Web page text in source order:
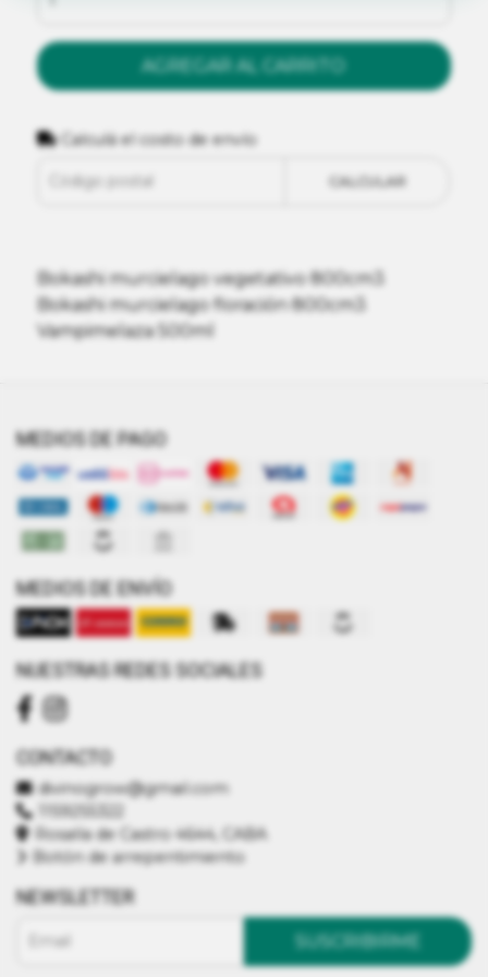
AGREGAR AL CARRITO
Calculá el costo de envío
CALCULAR
Bokashi murcielago vegetativo 800cm3
Bokashi murcielago floración 800cm3
Vampimelaza 500ml
MEDIOS DE PAGO
MEDIOS DE ENVÍO
NUESTRAS REDES SOCIALES
CONTACTO
divinogrow@gmail.com
1159255322
Rosalía de Castro 4644, CABA
Botón de arrepentimiento
NEWSLETTER
SUSCRIBIRME